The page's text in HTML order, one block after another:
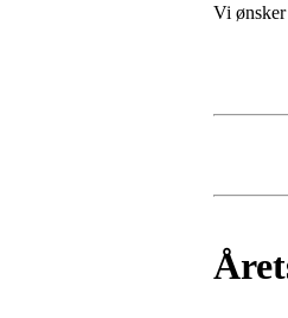
Vi